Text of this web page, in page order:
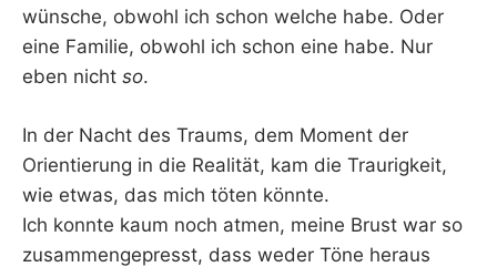
wünsche, obwohl ich schon welche habe. Oder
eine Familie, obwohl ich schon eine habe. Nur
eben nicht so.
In der Nacht des Traums, dem Moment der
Orientierung in die Realität, kam die Traurigkeit,
wie etwas, das mich töten könnte.
Ich konnte kaum noch atmen, meine Brust war so
zusammengepresst, dass weder Töne heraus